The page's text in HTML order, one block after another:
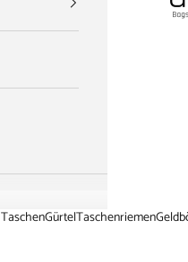
TaschenGürtelTaschenriemen